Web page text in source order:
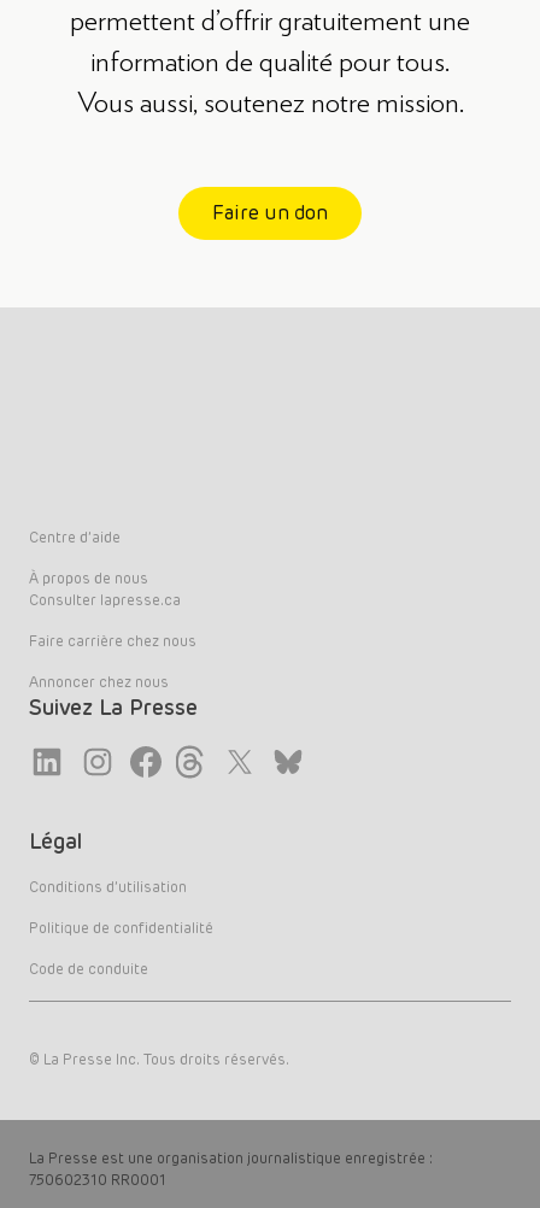
permettent d’offrir gratuitement une
information de qualité pour tous.
Vous aussi, soutenez notre mission.
Faire un don
Centre d’aide
À propos de nous
Consulter lapresse.ca
Faire carrière chez nous
Annoncer chez nous
Suivez La Presse
LinkedIn
Link Link Link Twitter Link
© La Presse Inc. Tous droits réservés.
Légal
Conditions d’utilisation
Politique de confidentialité
Code de conduite
La Presse est une organisation journalistique enregistrée :
750602310 RR0001